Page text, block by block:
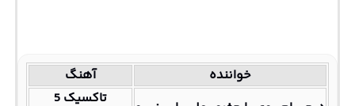
خواننده
آهنگ
تاکسیک 5